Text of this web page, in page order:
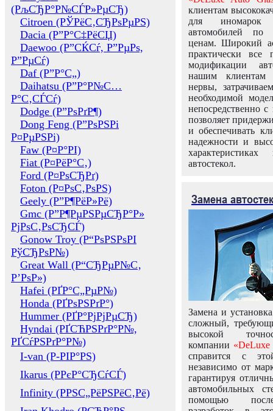
(РљСЂР°Р№СЃР»РµСЂ)
Citroen (РЎРёС‚СЂРѕРµРЅ)
Dacia (Р”Р°С‡РёСЏ)
Daewoo (Р”СЌСѓ, Р”РµРѕ,
Р”РµСѓ)
Daf (Р”Р°С„)
Daihatsu (Р”Р°Р№С…
Р°С‚СЃСѓ)
Dodge (Р”РѕРґР¶)
Dong Feng (Р”РѕРЅРі
Р¤РµРЅРі)
Faw (Р¤Р°РІ)
Fiat (Р¤РёР°С‚)
Ford (Р¤РѕСЂРґ)
Foton (Р¤РѕС‚РѕРЅ)
Geely (Р”Р¶РёР»Рё)
Gmc (Р”Р¶РµРЅРµСЂР°Р»
РјРѕС‚РѕСЂСЃ)
Gonow Troy (Р“РѕРЅРѕРІ
РўСЂРѕР№)
Great Wall (Р“СЂРµР№С‚
Р’РѕР»)
Hafei (РҐР°С„РµР№)
Honda (РҐРѕРЅРґР°)
Hummer (РҐР°РјРјРµСЂ)
Hyndai (РҐСЋРЅРґР°Р№,
РҐСѓРЅРґР°Р№)
I-van (Р-РІР°РЅ)
Ikarus (РРєР°СЂСѓСЃ)
Infinity (РРЅС„РёРЅРёС‚Рё)
клиентам
для иномарок
автомобилей
ценам. Широкий
практически все
модификации
нашим клиентам
нервы,
необходимой
непосредственно
позволяет
и обеспечивать
надежности и
автостекол.
Замена
Замена и
сложный,
высокой
компании «DeLuxe
справится с
независимо от
гарантируя
автомобильных
помощью